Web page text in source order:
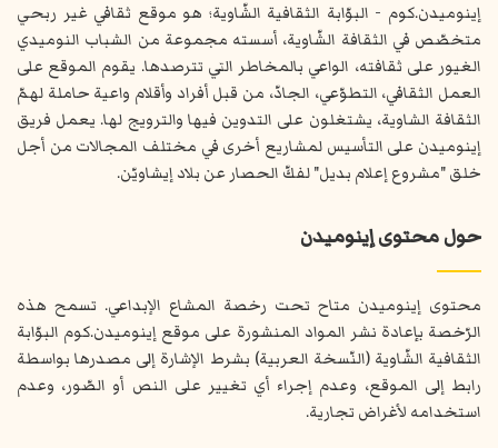
إينوميدن.كوم - البوّابة الثقافية الشّاوية؛ هو موقع ثقافي غير ربحي
متخصّص في الثقافة الشّاوية، أسسته مجموعة من الشباب النوميدي
الغيور على ثقافته، الواعي بالمخاطر التي تترصدها. يقوم الموقع على
العمل الثقافي، التطوّعي، الجادّ، من قبل أفراد وأقلام واعية حاملة لهمّ
الثقافة الشاوية، يشتغلون على التدوين فيها والترويج لها. يعمل فريق
إينوميدن على التأسيس لمشاريع أخرى في مختلف المجالات من أجل
خلق "مشروع إعلام بديل" لفكّ الحصار عن بلاد إيشاويّن.
حول محتوى إينوميدن
محتوى إينوميدن متاح تحت رخصة المشاع الإبداعي. تسمح هذه
الرّخصة بإعادة نشر المواد المنشورة على موقع إينوميدن.كوم البوّابة
الثقافية الشّاوية (النّسخة العربية) بشرط الإشارة إلى مصدرها بواسطة
رابط إلى الموقع، وعدم إجراء أي تغيير على النص أو الصّور، وعدم
استخدامه لأغراض تجارية.